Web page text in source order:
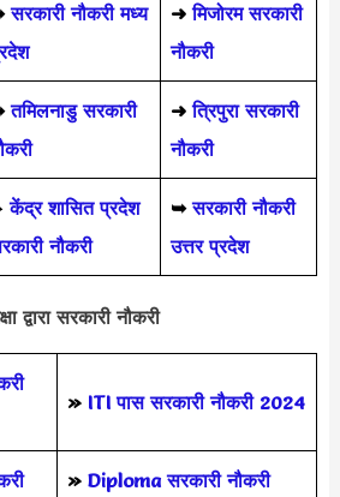
सरकारी नौकरी मध्य
➜मिजोरम सरकारी
नौकरी
तमिलनाडु सरकारी
➜ त्रिपुरा सरकारी
नौकरी
केंद्र शासित प्रदेश
नौकरी
➥ सरकारी नौकरी
उत्तर प्रदेश
द्वारा सरकारी नौकरी
» ITI पास सरकारी नौकरी 2024
» Diploma सरकारी नौकरी